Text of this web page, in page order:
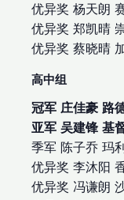
优异奖 杨天朗
优异奖 郑凯晴
优异奖 蔡晓晴
高中组
冠军 庄佳豪 路
亚军 吴建锋 基
季军 陈子乔 玛
优异奖 李沐阳
优异奖 冯谦朗